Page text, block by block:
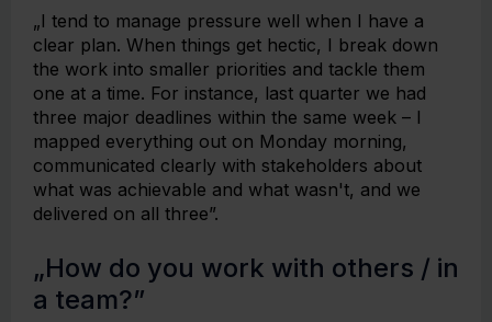
„I tend to manage pressure well when I have a
clear plan. When things get hectic, I break down
the work into smaller priorities and tackle them
one at a time. For instance, last quarter we had
three major deadlines within the same week – I
mapped everything out on Monday morning,
communicated clearly with stakeholders about
what was achievable and what wasn't, and we
delivered on all three”.
„How do you work with others / in
a team?”